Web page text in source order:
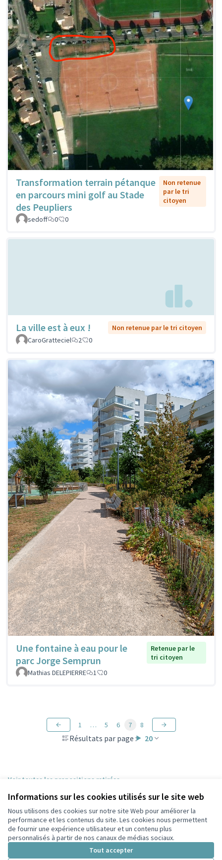
Informations sur les cookies utilisés sur le site web
Nous utilisons des cookies sur notre site Web pour améliorer la
performance et les contenus du site. Les cookies nous permettent
de fournir une expérience utilisateur et un contenu plus
personnalisés à partir de nos canaux de médias sociaux.
Tout accepter
Transformation terrain pétanque
en parcours mini golf au Stade
des Peupliers
Non retenue
par le tri
citoyen
sedoff 0 0
La ville est à eux !
Non retenue par le tri citoyen
CaroGratteciel
2 0
Une fontaine à eau pour le
parc Jorge Semprun
Retenue par le
tri citoyen
Mathias DELEPIERRE
1 0
Résultats par page : 20
1 … 5 6 7 8
Voir toutes les propositions retirées
Conditions d'utilisation
Paramètres des cookies
Participez Villeurbanne sur X
(Lien externe)
Participez Villeurbanne sur Facebook
Participez Villeurbanne sur Instagram
Participez Villeurbanne sur YouTube
(Lien externe)